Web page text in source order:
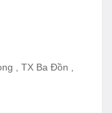
, TX Ba Đồn ,